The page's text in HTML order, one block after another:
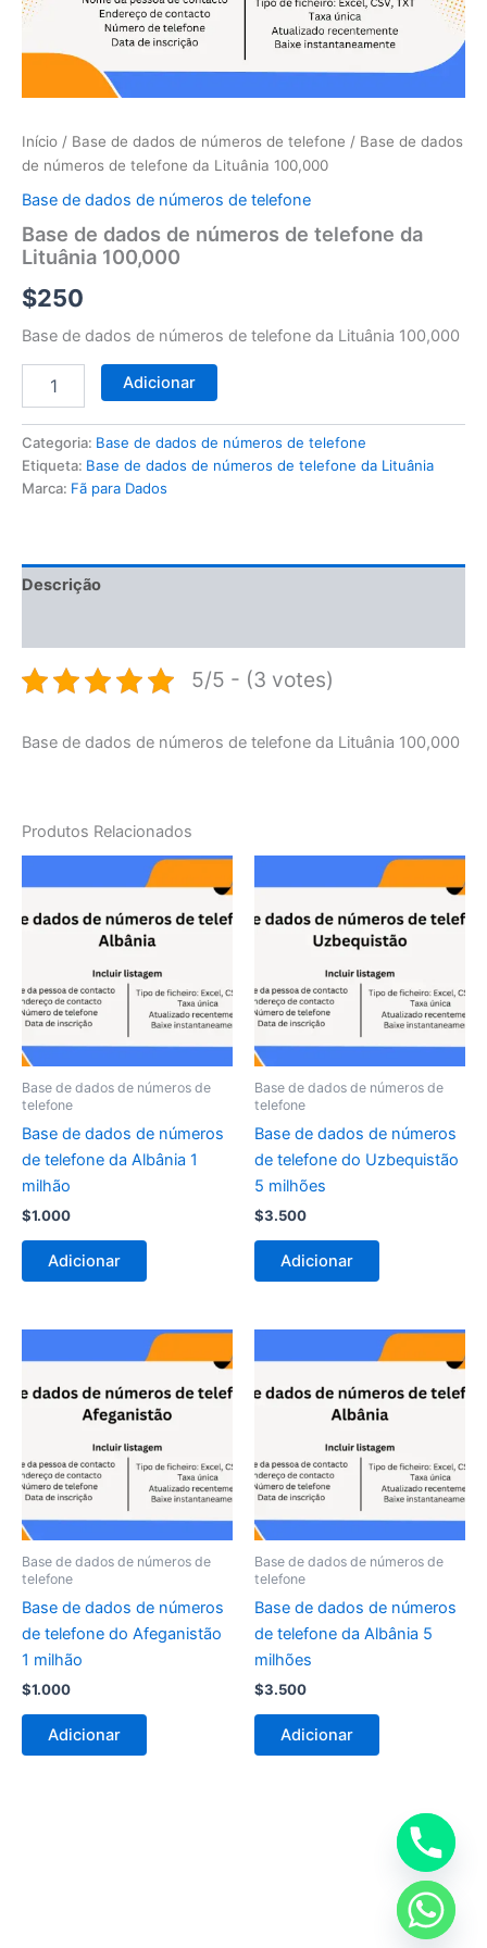
Início / Base de dados de números de telefone / Base de dados
de números de telefone da Lituânia 100,000
Base de dados de números de telefone
Base de dados de números de telefone da
Lituânia 100,000
$250
Base de dados de números de telefone da Lituânia 100,000
telefone
da
Lituânia
Adicionar
Categoria: Base de dados de números de telefone
Etiqueta: Base de dados de números de telefone da Lituânia
Marca: Fã para Dados
Descrição
5/5 - (3 votes)
Base de dados de números de telefone da Lituânia 100,000
Produtos Relacionados
Base de dados de números de
telefone
Base de dados de números
de telefone da Albânia 1
milhão
$1.000
Adicionar
Base de dados de números de
telefone
Base de dados de números
de telefone do Uzbequistão
5 milhões
$3.500
Adicionar
Base de dados de números de
telefone
Base de dados de números
de telefone do Afeganistão
1 milhão
$1.000
Adicionar
Base de dados de números de
telefone
Base de dados de números
de telefone da Albânia 5
milhões
$3.500
Adicionar